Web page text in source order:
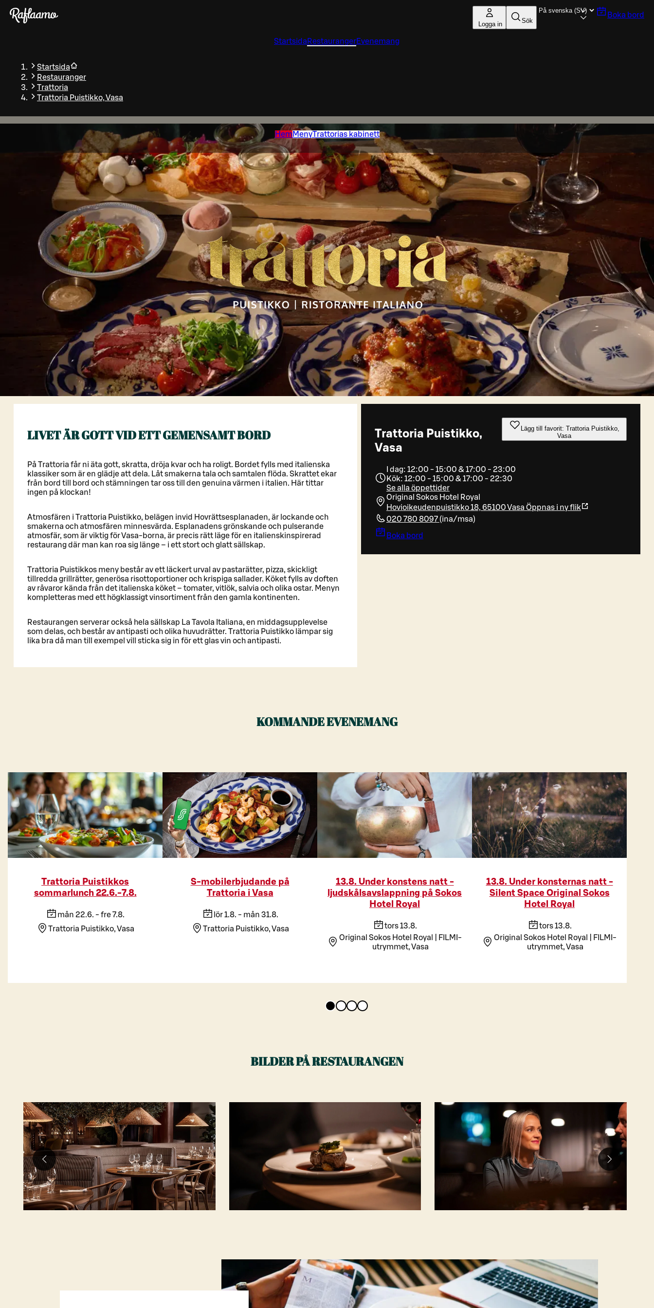
Gå till huvudinnehållet
Logga in Sök
Boka bord
Startsida RestaurangerEvenemang
Startsida
Restauranger
Trattoria
Trattoria Puistikko, Vasa
Hem MenyTrattorias kabinett
Trattoria Puistikko,
Vasa
Lägg till favorit: Trattoria Puistikko,
Vasa
I dag: 12:00 - 15:00 & 17:00 - 23:00
Kök: 12:00 - 15:00 & 17:00 - 22:30
Se alla öppettider
Original Sokos Hotel Royal
Hovioikeudenpuistikko 18, 65100 Vasa Öppnas i ny flik
020 780 8097 (ina/msa)
Boka bord
LIVET ÄR GOTT VID ETT GEMENSAMT BORD
På Trattoria får ni äta gott, skratta, dröja kvar och ha roligt. Bordet fylls med italienska
klassiker som är en glädje att dela. Låt smakerna tala och samtalen flöda. Skrattet ekar
från bord till bord och stämningen tar oss till den genuina värmen i italien. Här tittar
ingen på klockan!
Atmosfären i Trattoria Puistikko, belägen invid Hovrättsesplanaden, är lockande och
smakerna och atmosfären minnesvärda. Esplanadens grönskande och pulserande
atmosfär, som är viktig för Vasa-borna, är precis rätt läge för en italienskinspirerad
restaurang där man kan roa sig länge – i ett stort och glatt sällskap.
Trattoria Puistikkos meny består av ett läckert urval av pastarätter, pizza, skickligt
tillredda grillrätter, generösa risottoportioner och krispiga sallader. Köket fylls av doften
av råvaror kända från det italienska köket – tomater, vitlök, salvia och olika ostar. Menyn
kompletteras med ett högklassigt vinsortiment från den gamla kontinenten.
Restaurangen serverar också hela sällskap La Tavola Italiana, en middagsupplevelse
som delas, och består av antipasti och olika huvudrätter. Trattoria Puistikko lämpar sig
lika bra då man till exempel vill sticka sig in för ett glas vin och antipasti.
KOMMANDE EVENEMANG
Trattoria Puistikkos
sommarlunch 22.6.-7.8.
mån 22.6. - fre 7.8.
Trattoria Puistikko, Vasa
S-mobilerbjudande på
Trattoria i Vasa
lör 1.8. - mån 31.8.
Trattoria Puistikko, Vasa
13.8. Under konstens natt -
ljudskålsavslappning på Sokos
Hotel Royal
tors 13.8.
Original Sokos Hotel Royal | FILMI-
utrymmet, Vasa
13.8. Under konsternas natt -
Silent Space Original Sokos
Hotel Royal
tors 13.8.
Original Sokos Hotel Royal | FILMI-
utrymmet, Vasa
BILDER PÅ RESTAURANGEN